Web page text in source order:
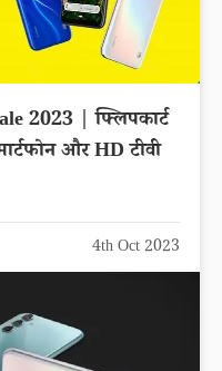
2023 | फ्लिपकार्ट
और HD टीवी
4th Oct 2023